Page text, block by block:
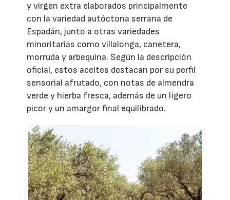
y virgen extra elaborados principalmente
con la variedad autóctona serrana de
Espadán, junto a otras variedades
minoritarias como villalonga, canetera,
morruda y arbequina. Según la descripción
oficial, estos aceites destacan por su perfil
sensorial afrutado, con notas de almendra
verde y hierba fresca, además de un ligero
picor y un amargor final equilibrado.